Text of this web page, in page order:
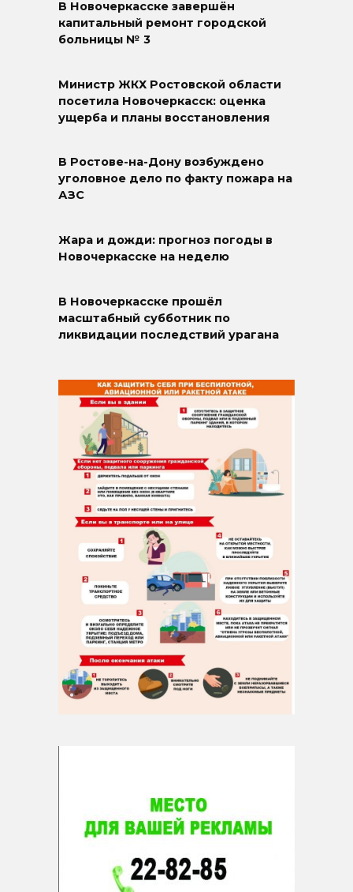
В Новочеркасске завершён
капитальный ремонт городской
больницы № 3
Министр ЖКХ Ростовской области
посетила Новочеркасск: оценка
ущерба и планы восстановления
В Ростове-на-Дону возбуждено
уголовное дело по факту пожара на
АЗС
Жара и дожди: прогноз погоды в
Новочеркасске на неделю
В Новочеркасске прошёл
масштабный субботник по
ликвидации последствий урагана